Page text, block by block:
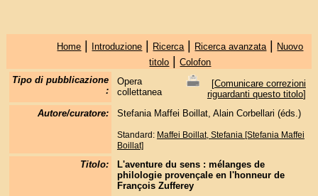
Home | Introduzione | Ricerca | Ricerca avanzata | Nuovo
titolo |Colofon
Tipo di pubblicazione
:
Opera
collettanea
[Comunicare correzioni
riguardanti questo titolo]
Autore/curatore:
Stefania Maffei Boillat, Alain Corbellari (éds.)
Standard: Maffei Boillat, Stefania [Stefania Maffei
Boillat]
Titolo:
L'aventure du sens : mélanges de
philologie provençale en l'honneur de
François Zufferey